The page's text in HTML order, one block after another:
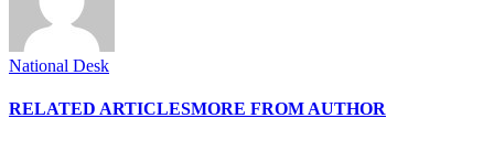
National Desk
RELATED ARTICLESMORE FROM AUTHOR